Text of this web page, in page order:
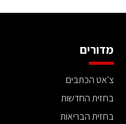
מדורים
צ'אט הכתבים
בחזית החדשות
בחזית הבריאות